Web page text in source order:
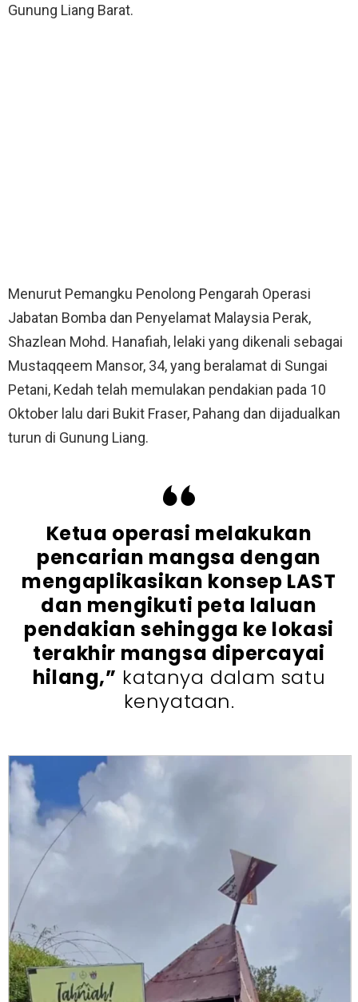
Gunung Liang Barat.
Menurut Pemangku Penolong Pengarah Operasi
Jabatan Bomba dan Penyelamat Malaysia Perak,
Shazlean Mohd. Hanafiah, lelaki yang dikenali sebagai
Mustaqqeem Mansor, 34, yang beralamat di Sungai
Petani, Kedah telah memulakan pendakian pada 10
Oktober lalu dari Bukit Fraser, Pahang dan dijadualkan
turun di Gunung Liang.
Ketua operasi melakukan
pencarian mangsa dengan
mengaplikasikan konsep LAST
dan mengikuti peta laluan
pendakian sehingga ke lokasi
terakhir mangsa dipercayai
hilang,” katanya dalam satu
kenyataan.